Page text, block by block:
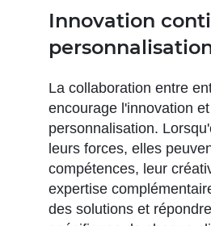
Innovation
La collaboration entre
encourage l'innovation
personnalisation.
leurs forces, elles
compétences, leur
expertise
des solutions et